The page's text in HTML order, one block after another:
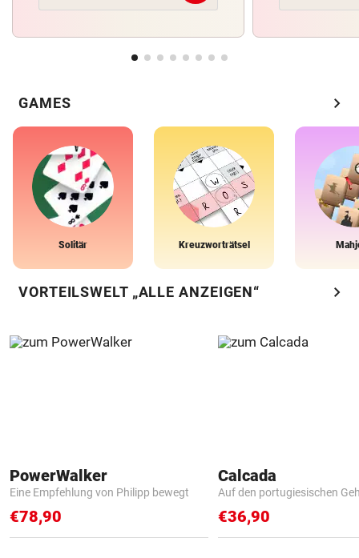
GAMES chevron_right
Solitär Kreuzworträtsel
VORTEILSWELT „ALLE ANZEIGEN“ chevron_right
PowerWalker
Eine Empfehlung von Philipp bewegt
€78,90
Calcada
Auf den portugiesischen
€36,90